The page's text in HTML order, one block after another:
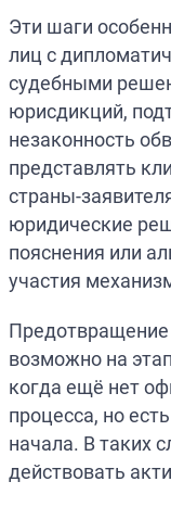
Эти шаги
лиц с
судебными
юрисдикций,
незаконность
представлять
страны-
юридические
пояснения или
участия
возможно на
когда ещё нет
процесса, но
начала. В таких
действовать